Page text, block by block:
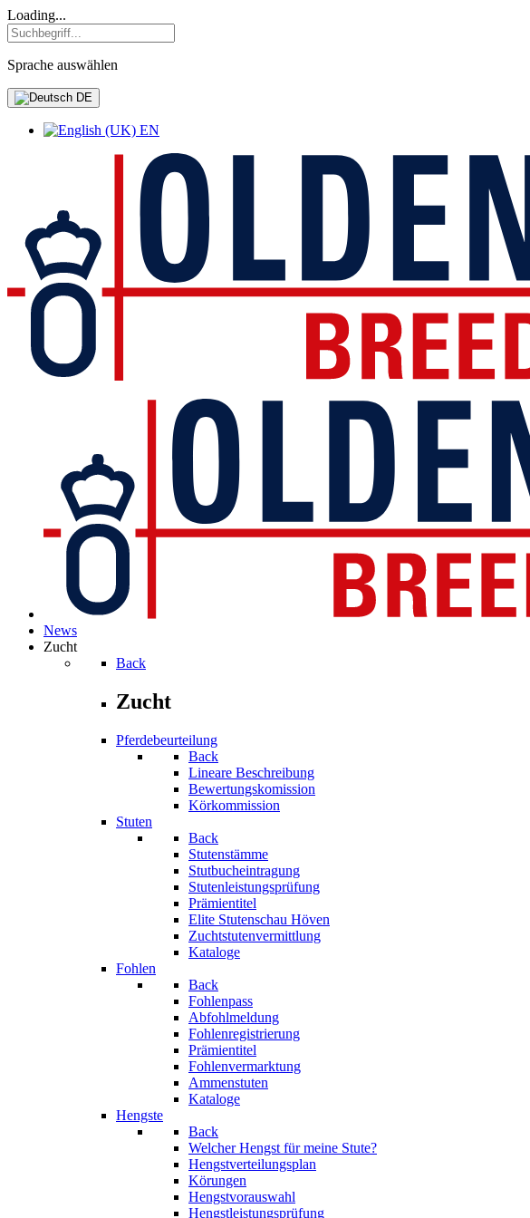
Loading...
Sprache auswählen
DE
EN
News
Zucht
Back
Zucht
Pferdebeurteilung
Back
Lineare Beschreibung
Bewertungskomission
Körkommission
Stuten
Back
Stutenstämme
Stutbucheintragung
Stutenleistungsprüfung
Prämientitel
Elite Stutenschau Höven
Zuchtstutenvermittlung
Kataloge
Fohlen
Back
Fohlenpass
Abfohlmeldung
Fohlenregistrierung
Prämientitel
Fohlenvermarktung
Ammenstuten
Kataloge
Hengste
Back
Welcher Hengst für meine Stute?
Hengstverteilungsplan
Körungen
Hengstvorauswahl
Hengstleistungsprüfung